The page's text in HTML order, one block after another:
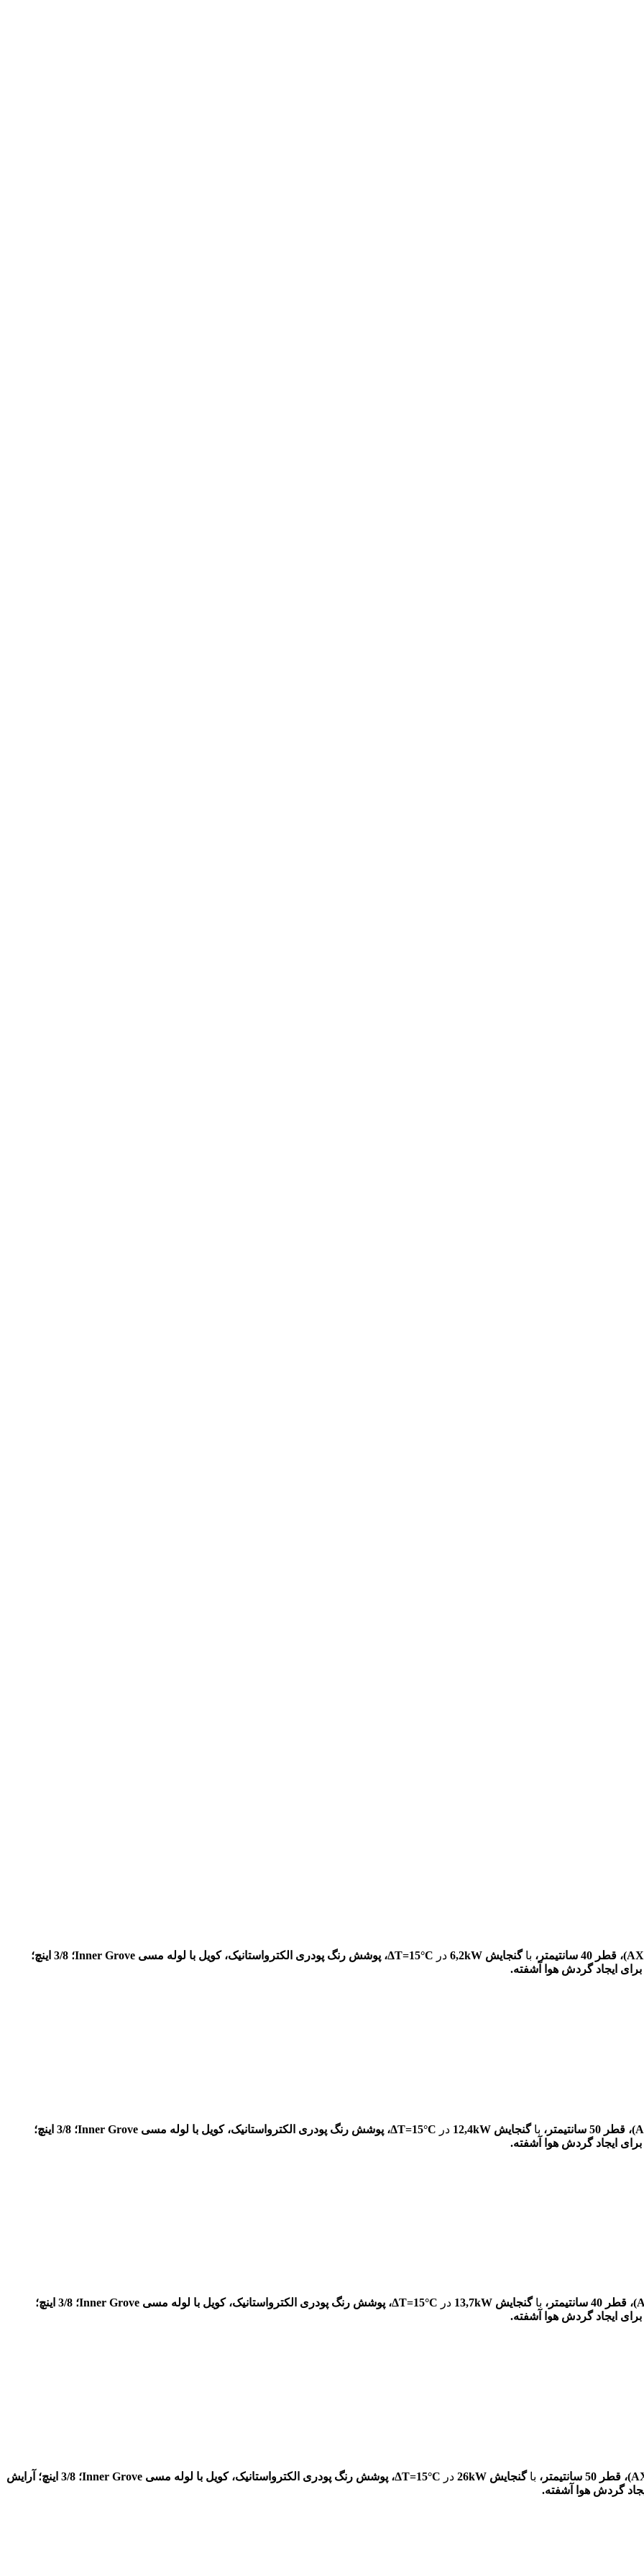
قطر 40 سانتیمتر، باگنجایش 6,2kW در ΔT=15°C، پوشش رنگ پودری الکترواستانیک، کویل با لوله مسی Inner Grove؛ 3/8 اینچ؛
قطر 50 سانتیمتر، باگنجایش 12,4kW در ΔT=15°C، پوشش رنگ پودری الکترواستانیک، کویل با لوله مسی Inner Grove؛ 3/8 اینچ؛
قطر 40 سانتیمتر، باگنجایش 13,7kW در ΔT=15°C، پوشش رنگ پودری الکترواستانیک، کویل با لوله مسی Inner Grove؛ 3/8 اینچ؛
قطر 50 سانتیمتر، باگنجایش 26kW در ΔT=15°C، پوشش رنگ پودری الکترواستانیک، کویل با لوله مسی Inner Grove؛ 3/8 اینچ؛ آرایش